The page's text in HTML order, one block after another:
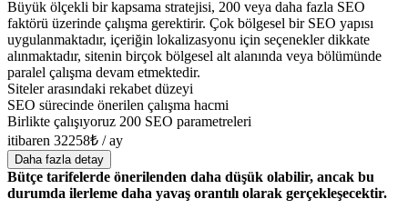
Büyük ölçekli bir kapsama stratejisi, 200 veya daha fazla SEO
faktörü üzerinde çalışma gerektirir. Çok bölgesel bir SEO yapısı
uygulanmaktadır, içeriğin lokalizasyonu için seçenekler dikkate
alınmaktadır, sitenin birçok bölgesel alt alanında veya bölümünde
paralel çalışma devam etmektedir.
Siteler arasındaki rekabet düzeyi
SEO sürecinde önerilen çalışma hacmi
Birlikte çalışıyoruz 200 SEO parametreleri
itibaren 32258₺ / ay
Daha fazla detay
Bütçe tarifelerde önerilenden daha düşük olabilir, ancak bu
durumda ilerleme daha yavaş orantılı olarak gerçekleşecektir.